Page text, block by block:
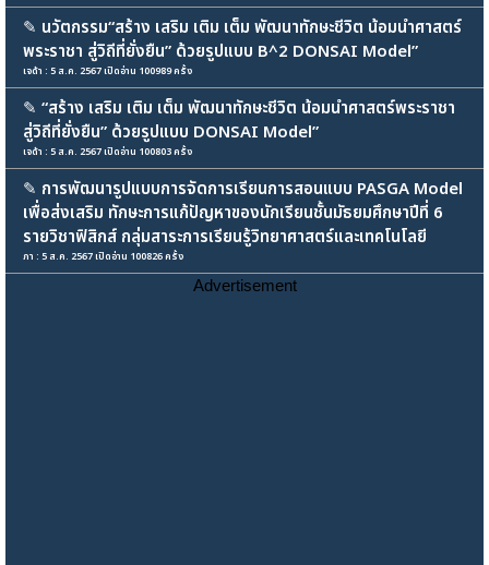
✎ นวัตกรรม“สร้าง เสริม เติม เต็ม พัฒนาทักษะชีวิต น้อมนำศาสตร์
พระราชา สู่วิถีที่ยั่งยืน” ด้วยรูปแบบ B^2 DONSAI Model”
เจด้า : 5 ส.ค. 2567 เปิดอ่าน 100989 ครั้ง
✎ “สร้าง เสริม เติม เต็ม พัฒนาทักษะชีวิต น้อมนำศาสตร์พระราชา
สู่วิถีที่ยั่งยืน” ด้วยรูปแบบ DONSAI Model”
เจด้า : 5 ส.ค. 2567 เปิดอ่าน 100803 ครั้ง
✎ การพัฒนารูปแบบการจัดการเรียนการสอนแบบ PASGA Model
เพื่อส่งเสริม ทักษะการแก้ปัญหาของนักเรียนชั้นมัธยมศึกษาปีที่ 6
รายวิชาฟิสิกส์ กลุ่มสาระการเรียนรู้วิทยาศาสตร์และเทคโนโลยี
ภา : 5 ส.ค. 2567 เปิดอ่าน 100826 ครั้ง
Advertisement